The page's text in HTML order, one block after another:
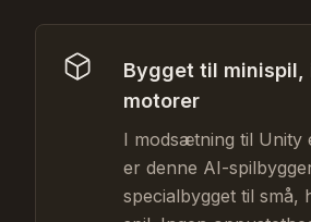
Bygget til minispil,
motorer
I modsætning til Unity
er denne AI-
specialbygget til små,